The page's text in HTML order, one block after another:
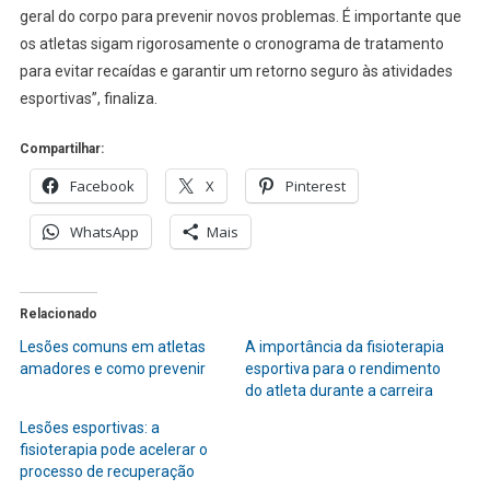
geral do corpo para prevenir novos problemas. É importante que
os atletas sigam rigorosamente o cronograma de tratamento
para evitar recaídas e garantir um retorno seguro às atividades
esportivas”, finaliza.
Compartilhar:
Facebook X Pinterest
WhatsApp Mais
Relacionado
Lesões comuns em atletas
amadores e como prevenir
A importância da fisioterapia
esportiva para o rendimento
do atleta durante a carreira
Lesões esportivas: a
fisioterapia pode acelerar o
processo de recuperação